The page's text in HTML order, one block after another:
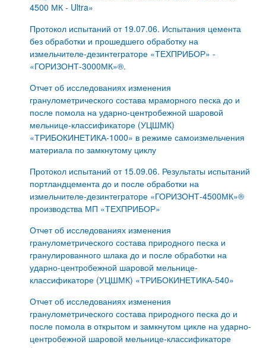
4500 МК - Ultra»
Протокол испытаний от 19.07.06. Испытания цемента
без обработки и прошедшего обработку на
измельчителе-дезинтеграторе «ТЕХПРИБОР» -
«ГОРИЗОНТ-3000МК»®.
Отчет об исследованиях изменения
гранулометрического состава мраморного песка до и
после помола на ударно-центробежной шаровой
мельнице-классификаторе (УЦШМК)
«ТРИБОКИНЕТИКА-1000» в режиме самоизмельчения
материала по замкнутому циклу
Протокол испытаний от 15.09.06. Результаты испытаний
портландцемента до и после обработки на
измельчителе-дезинтеграторе «ГОРИЗОНТ-4500МК»®
производства МП «ТЕХПРИБОР»
Отчет об исследованиях изменения
гранулометрического состава природного песка и
гранулированного шлака до и после обработки на
ударно-центробежной шаровой мельнице-
классификаторе (УЦШМК) «ТРИБОКИНЕТИКА-540»
Отчет об исследованиях изменения
гранулометрического состава природного песка до и
после помола в открытом и замкнутом цикле на ударно-
центробежной шаровой мельнице-классификаторе